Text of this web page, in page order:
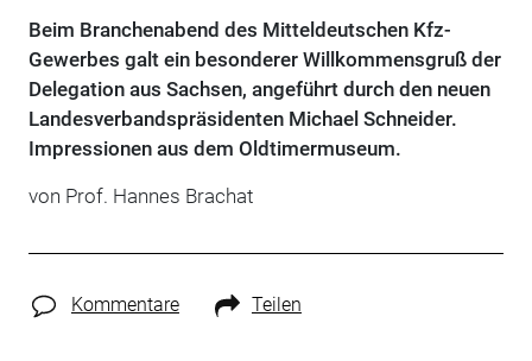
Beim Branchenabend des Mitteldeutschen Kfz-
Gewerbes galt ein besonderer Willkommensgruß der
Delegation aus Sachsen, angeführt durch den neuen
Landesverbandspräsidenten Michael Schneider.
Impressionen aus dem Oldtimermuseum.
von Prof. Hannes Brachat
Kommentare Teilen